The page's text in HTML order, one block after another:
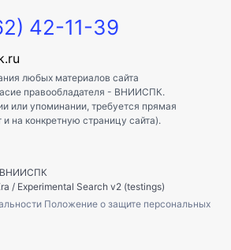
42-11-39
любых материалов сайта
правообладателя - ВНИИСПК.
или упоминании, требуется прямая
и на конкретную страницу сайта).
/ Experimental Search v2 (testings)
Положение о защите персональных